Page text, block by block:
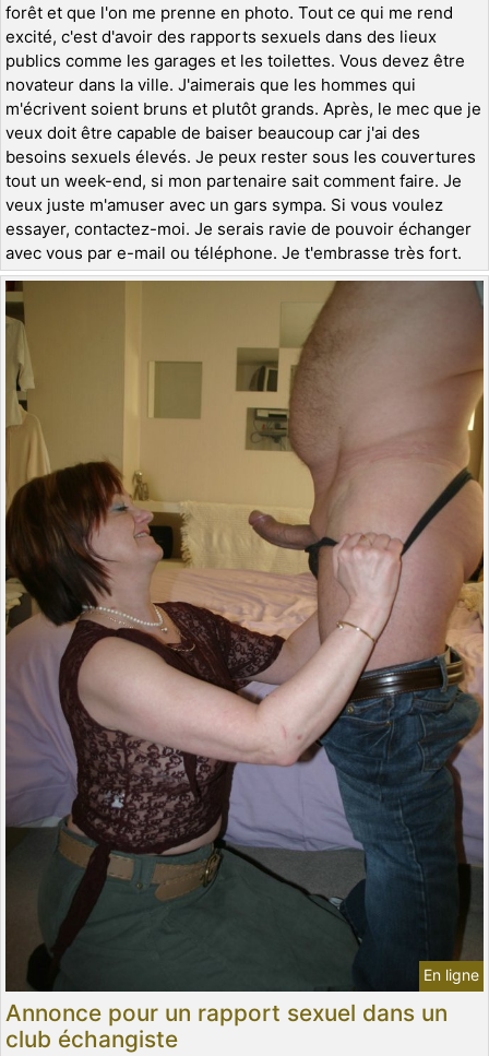
forêt et que l'on me prenne en photo. Tout ce qui me rend
excité, c'est d'avoir des rapports sexuels dans des lieux
publics comme les garages et les toilettes. Vous devez être
novateur dans la ville. J'aimerais que les hommes qui
m'écrivent soient bruns et plutôt grands. Après, le mec que je
veux doit être capable de baiser beaucoup car j'ai des
besoins sexuels élevés. Je peux rester sous les couvertures
tout un week-end, si mon partenaire sait comment faire. Je
veux juste m'amuser avec un gars sympa. Si vous voulez
essayer, contactez-moi. Je serais ravie de pouvoir échanger
avec vous par e-mail ou téléphone. Je t'embrasse très fort.
En ligne
Annonce pour un rapport sexuel dans un
club échangiste